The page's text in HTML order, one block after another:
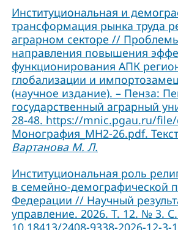
Институциональная и
трансформация рынка труда
аграрном секторе //
направления повышения
функционирования АПК
глобализации и
(научное издание). – Пенза:
государственный аграрный
28-48. https://mnic.pgau.ru/
Монография_МН2-26.pdf.
Вартанова М. Л.
Институциональная роль
в семейно-демографической
Федерации // Научный
управление. 2026. Т. 12. № 3.